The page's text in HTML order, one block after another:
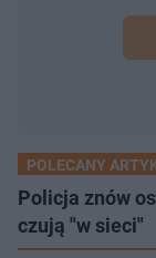
POLECANY
Policja znów
czują "w sieci"